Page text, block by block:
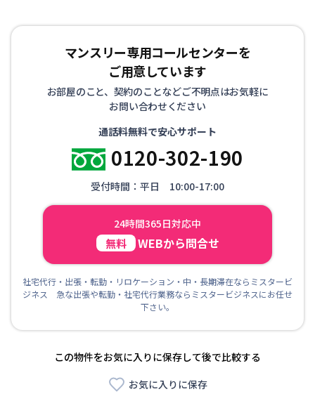
マンスリー専用コールセンターを
ご用意しています
お部屋のこと、契約のことなどご不明点はお気軽に
お問い合わせください
通話料無料で安心サポート
0120-302-190
受付時間：平日 10:00-17:00
24時間365日対応中
無料 WEBから問合せ
社宅代行・出張・転勤・リロケーション・中・長期滞在ならミスタービ
ジネス 急な出張や転勤・社宅代行業務ならミスタービジネスにお任せ
下さい。
この物件をお気に入りに保存して後で比較する
お気に入りに保存